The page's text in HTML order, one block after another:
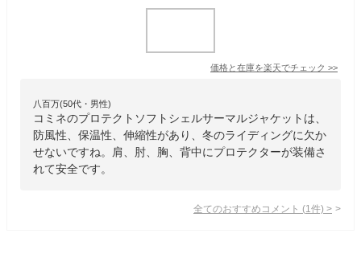
価格と在庫を楽天でチェック >>
八百万(50代・男性)
コミネのプロテクトソフトシェルサーマルジャケットは、
防風性、保温性、伸縮性があり、冬のライディングに欠か
せないですね。肩、肘、胸、背中にプロテクターが装備さ
れて安全です。
全てのおすすめコメント (1 件) >